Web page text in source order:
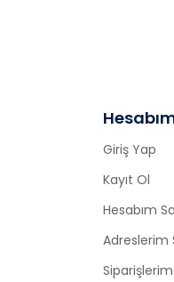
Giriş Yap
Kayıt Ol
Hesabım
Adreslerim